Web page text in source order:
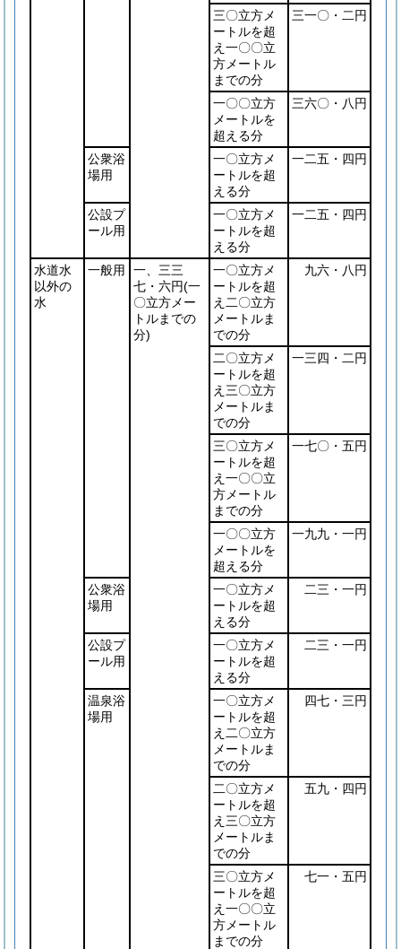
三〇立方メ
ートルを超
え一〇〇立
方メートル
までの分
三一〇・二円
一〇〇立方
メートルを
超える分
三六〇・八円
公衆浴
場用
一〇立方メ
ートルを超
える分
一二五・四円
公設プ
ール用
一〇立方メ
ートルを超
える分
一二五・四円
水道水
以外の
水
一般用
一、三三
七・六円(一
〇立方メー
トルまでの
分)
一〇立方メ
ートルを超
え二〇立方
メートルま
での分
九六・八円
二〇立方メ
ートルを超
え三〇立方
メートルま
での分
一三四・二円
三〇立方メ
ートルを超
え一〇〇立
方メートル
までの分
一七〇・五円
一〇〇立方
メートルを
超える分
一九九・一円
公衆浴
場用
一〇立方メ
ートルを超
える分
二三・一円
公設プ
ール用
一〇立方メ
ートルを超
える分
二三・一円
温泉浴
場用
一〇立方メ
ートルを超
え二〇立方
メートルま
での分
四七・三円
二〇立方メ
ートルを超
え三〇立方
メートルま
での分
五九・四円
三〇立方メ
ートルを超
え一〇〇立
方メートル
までの分
七一・五円